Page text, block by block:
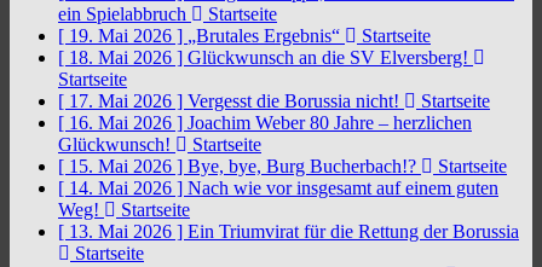
ein Spielabbruch
Startseite
[ 19. Mai 2026 ] „Brutales Ergebnis“
Startseite
[ 18. Mai 2026 ] Glückwunsch an die SV Elversberg!
Startseite
[ 17. Mai 2026 ] Vergesst die Borussia nicht!
Startseite
[ 16. Mai 2026 ] Joachim Weber 80 Jahre – herzlichen
Glückwunsch!
Startseite
[ 15. Mai 2026 ] Bye, bye, Burg Bucherbach!?
Startseite
[ 14. Mai 2026 ] Nach wie vor insgesamt auf einem guten
Weg!
Startseite
[ 13. Mai 2026 ] Ein Triumvirat für die Rettung der Borussia
Startseite